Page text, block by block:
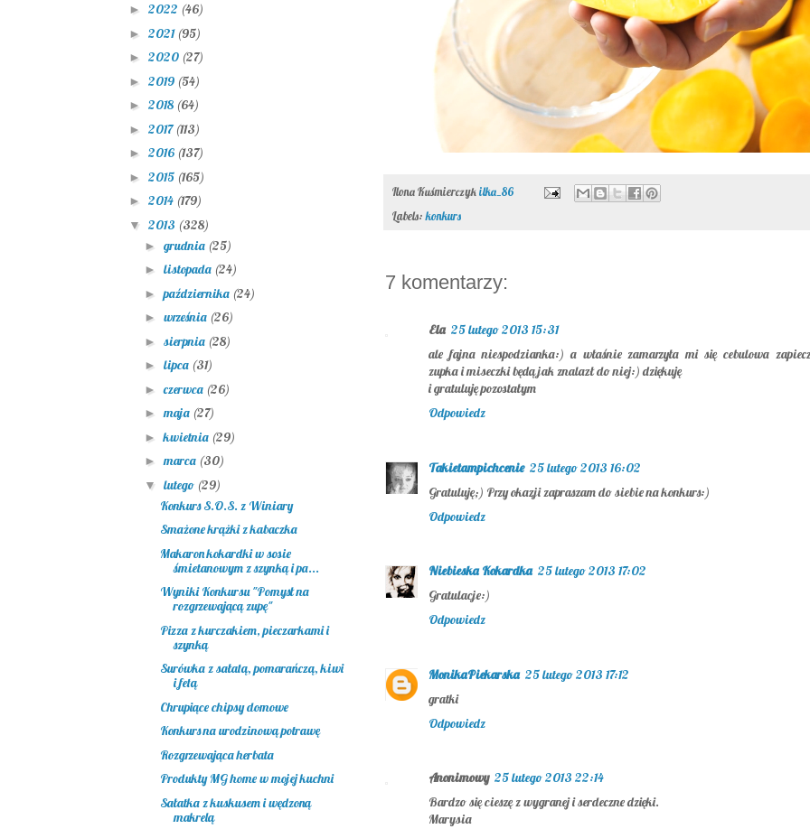
Ilona Kuśmierczykilka_86
Labels:konkurs
7 komentarzy:
Ela 25 lutego 2013 15:31
ale fajna niespodzianka:) a właśnie zamarzyła mi się cebulowa
zupka i miseczki będą jak znalazł do niej:) dziękuję
i gratuluję pozostałym
Odpowiedz
Takietampichcenie 25 lutego 2013 16:02
Gratuluję;) Przy okazji zapraszam do siebie na konkurs:)
Odpowiedz
Niebieska Kokardka 25 lutego 2013 17:02
Gratulacje:)
Odpowiedz
MonikaPiekarska 25 lutego 2013 17:12
gratki
Odpowiedz
Anonimowy 25 lutego 2013 22:14
Bardzo się cieszę z wygranej i serdeczne dzięki.
Marysia
► 2022 (46)
► 2021 (95)
► 2020 (27)
► 2019 (54)
► 2018 (64)
► 2017(113)
► 2016 (137)
► 2015 (165)
► 2014 (179)
▼ 2013 (328)
► grudnia (25)
► listopada (24)
►października (24)
► września (26)
► sierpnia (28)
► lipca (31)
►czerwca (26)
►maja (27)
►kwietnia (29)
►marca (30)
▼ lutego (29)
Konkurs S.O.S. z Winiary
Smażone krążki z kabaczka
Makaron kokardki w sosie
śmietanowym z szynką i pa...
Wyniki Konkursu "Pomysł na
rozgrzewającą zupę"
Pizza z kurczakiem, pieczarkami i
szynką
Surówka z sałatą, pomarańczą, kiwi
i fetą
Chrupiące chipsy domowe
Konkurs na urodzinową potrawę
Rozgrzewająca herbata
Produkty MG home w mojej kuchni
Sałatka z kuskusem i wędzoną
makrelą